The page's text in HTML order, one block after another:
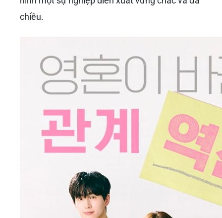
Tiếp Nối Thành Công: ‘Sự Trả Thù
Của Người Thứ Ba’ và ‘Nụ Hôn Ở
Sau ‘Ngôi trường xác sống’,